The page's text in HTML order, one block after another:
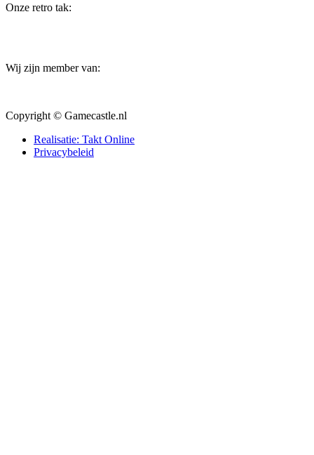
Onze retro tak:
Wij zijn member van:
Copyright © Gamecastle.nl
Realisatie: Takt Online
Privacybeleid